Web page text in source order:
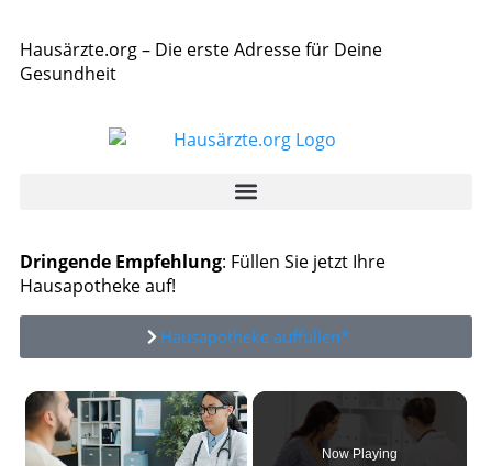
Hausärzte.org – Die erste Adresse für Deine
Gesundheit
Dringende Empfehlung: Füllen Sie jetzt Ihre
Hausapotheke auf!
Hausapotheke auffüllen*
×
Now Playing